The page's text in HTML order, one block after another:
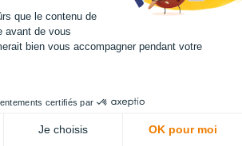
que le contenu de
avant de vous
bien vous accompagner pendant votre
certifiés par
Je choisis OK pour moi